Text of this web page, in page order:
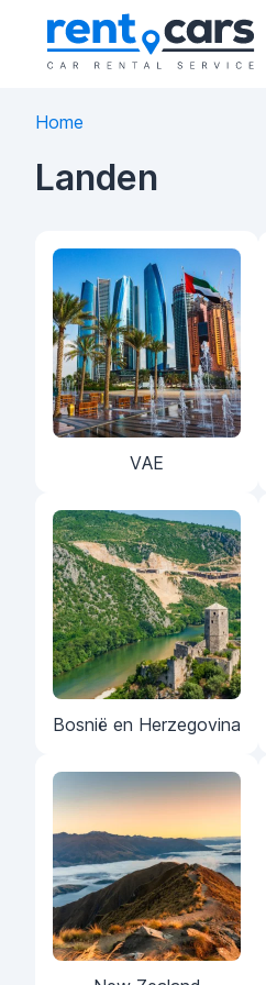
Home
Landen
VAE
Bosnië en Herzegovina